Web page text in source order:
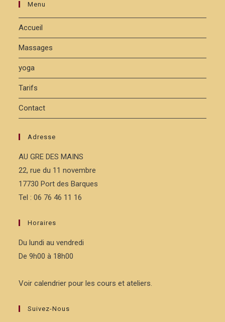
Menu
Accueil
Massages
yoga
Tarifs
Contact
Adresse
AU GRE DES MAINS
22, rue du 11 novembre
17730 Port des Barques
Tel : 06 76 46 11 16
Horaires
Du lundi au vendredi
De 9h00 à 18h00
Voir calendrier pour les cours et ateliers.
Suivez-Nous